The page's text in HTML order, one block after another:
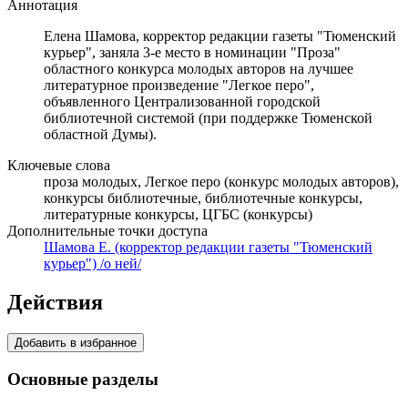
Аннотация
Елена Шамова, корректор редакции газеты "Тюменский
курьер", заняла 3-е место в номинации "Проза"
областного конкурса молодых авторов на лучшее
литературное произведение "Легкое перо",
объявленного Централизованной городской
библиотечной системой (при поддержке Тюменской
областной Думы).
Ключевые слова
проза молодых, Легкое перо (конкурс молодых авторов),
конкурсы библиотечные, библиотечные конкурсы,
литературные конкурсы, ЦГБС (конкурсы)
Дополнительные точки доступа
Шамова Е. (корректор редакции газеты "Тюменский
курьер") /о ней/
Действия
Добавить в избранное
Основные разделы